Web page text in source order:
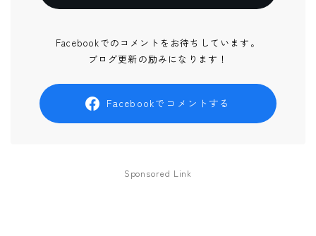
Facebookでのコメントをお待ちしています。
ブログ更新の励みになります！
Facebookでコメントする
Sponsored Link